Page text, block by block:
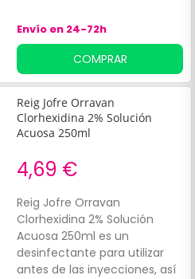
Envío en 24-72h
COMPRAR
Reig Jofre Orravan
Clorhexidina 2% Solución
Acuosa 250ml
4,69 €
Reig Jofre Orravan
Clorhexidina 2% Solución
Acuosa 250ml es un
desinfectante para utilizar
antes de las inyecciones, así